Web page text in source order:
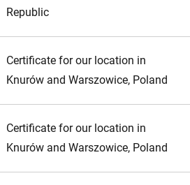
Republic
Certificate for our location in
Knurów and Warszowice, Poland
Certificate for our location in
Knurów and Warszowice, Poland